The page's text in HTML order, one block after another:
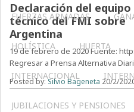
FUERZAS ARMADAS
HOLÍSTICA HUERTA
INTERNACIONAL
JUBILACIONES Y PENSIONES
Declaración del equipo
técnico del FMI sobre
Argentina
19 de febrero de 2020 Fuente:
Regresar a Prensa Alternativa
Posted by:Silvio Bageneta 20/2/